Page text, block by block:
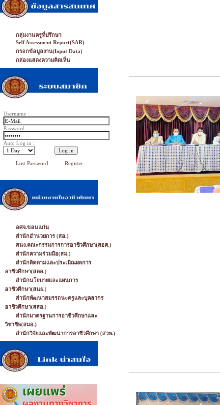
กลุ่มงานครูที่ปรึกษา
Self Assessment Report(SAR)
กรอกข้อมูลงาน(Input Data)
กล่องแสดงความคิดเห็น
Username :
Password :
Auto Log in :
Lost Password Register
อศจ.ขอนแก่น
สำนักอำนวยการ (สอ.)
สนง.คณะกรรมการการอาชีวศึกษา(สอศ.)
สำนักความร่วมมือ(สม.)
สำนักติดตามและประเมิณผลการ
อาชีวศึกษา(สตอ.)
สำนักนโยบายและแผนการ
อาชีวศึกษา(สนผ.)
สำนักพัฒนาสมรรถนะครูและบุคลากร
อาชีวศึกษา(สสอ.)
สำนักมาตรฐานการอาชีวศึกษาและ
วิชาชีพ(สมอ.)
สำนักวิจัยและพัฒนาการอาชีวศึกษา (สวพ.)